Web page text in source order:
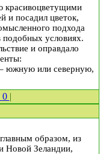
красивоцветущими
и посадил цветок,
подхода
подобных условиях.
и оправдало
– южную или северную,
0 |
образом, из
Новой Зеландии,